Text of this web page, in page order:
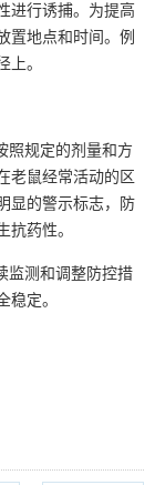
进行诱捕。为提高
置地点和时间。例
。
照规定的剂量和方
老鼠经常活动的区
显的警示标志，防
药性。
监测和调整防控措
定。